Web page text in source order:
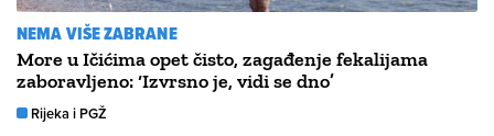
NEMA VIŠE ZABRANE
More u Ičićima opet čisto, zagađenje fekalijama
zaboravljeno: ‘Izvrsno je, vidi se dno’
Rijeka i PGŽ